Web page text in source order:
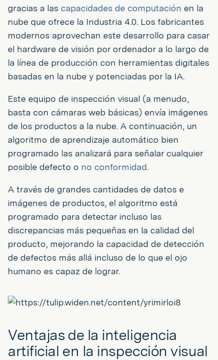
gracias a las capacidades de computación en la
nube que ofrece la Industria 4.0. Los fabricantes
modernos aprovechan este desarrollo para casar
el hardware de visión por ordenador a lo largo de
la línea de producción con herramientas digitales
basadas en la nube y potenciadas por la IA.
Este equipo de inspección visual (a menudo,
basta con cámaras web básicas) envía imágenes
de los productos a la nube. A continuación, un
algoritmo de aprendizaje automático bien
programado las analizará para señalar cualquier
posible defecto o no conformidad.
A través de grandes cantidades de datos e
imágenes de productos, el algoritmo está
programado para detectar incluso las
discrepancias más pequeñas en la calidad del
producto, mejorando la capacidad de detección
de defectos más allá incluso de lo que el ojo
humano es capaz de lograr.
Ventajas de la inteligencia
artificial en la inspección visual